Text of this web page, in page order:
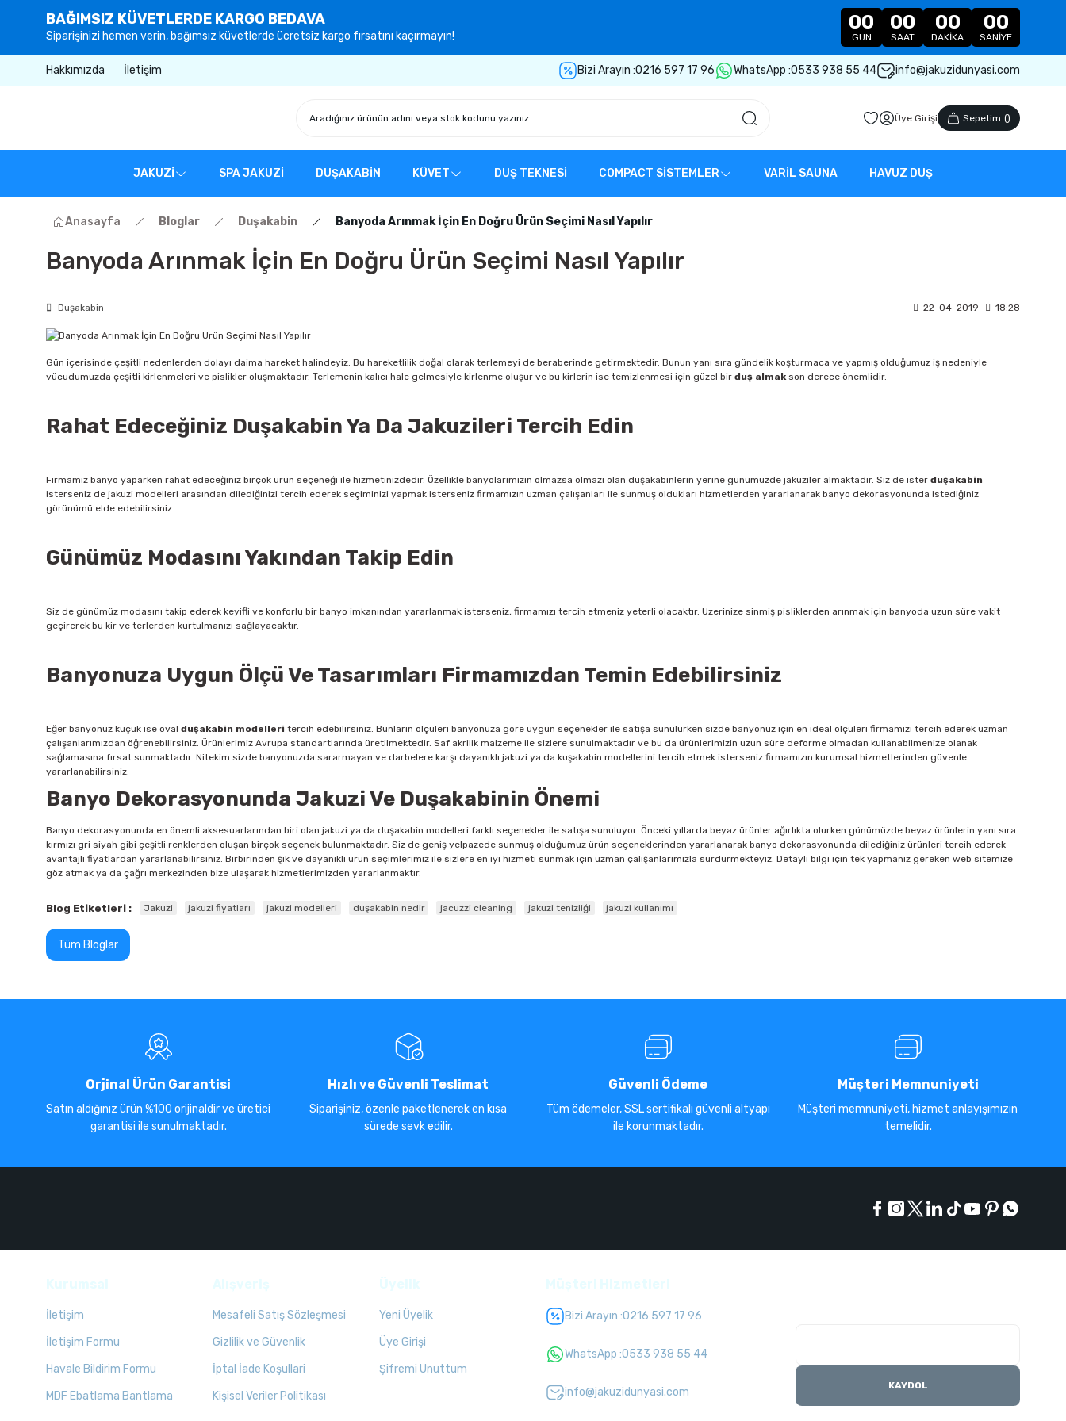
BAĞIMSIZ KÜVETLERDE KARGO BEDAVA
Siparişinizi hemen verin, bağımsız küvetlerde ücretsiz kargo fırsatını kaçırmayın!
00
GÜN
00
SAAT
00
DAKIKA
00
SANIYE
Hakkımızda İletişim Bizi Arayın :0216 597 17 96 WhatsApp :0533 938 55 44 info@jakuzidunyasi.com
Üye Girişi Sepetim ()
JAKUZİ SPA JAKUZİ DUŞAKABİN KÜVET DUŞ TEKNESİ COMPACT SİSTEMLER VARİL SAUNA HAVUZ DUŞ
Anasayfa Bloglar Duşakabin Banyoda Arınmak İçin En Doğru Ürün Seçimi Nasıl Yapılır
Banyoda Arınmak İçin En Doğru Ürün Seçimi Nasıl Yapılır
Duşakabin 22-04-2019 18:28
Gün içerisinde çeşitli nedenlerden dolayı daima hareket halindeyiz. Bu hareketlilik doğal olarak terlemeyi de beraberinde getirmektedir. Bunun yanı sıra gündelik koşturmaca ve yapmış olduğumuz iş nedeniyle
vücudumuzda çeşitli kirlenmeleri ve pislikler oluşmaktadır. Terlemenin kalıcı hale gelmesiyle kirlenme oluşur ve bu kirlerin ise temizlenmesi için güzel bir duş almakson derece önemlidir.
Rahat Edeceğiniz Duşakabin Ya Da Jakuzileri Tercih Edin
Firmamız banyo yaparken rahat edeceğiniz birçok ürün seçeneği ile hizmetinizdedir. Özellikle banyolarımızın olmazsa olmazı olan duşakabinlerin yerine günümüzde jakuziler almaktadır. Siz de ister duşakabin
isterseniz de jakuzi modelleri arasından dilediğinizi tercih ederek seçiminizi yapmak isterseniz firmamızın uzman çalışanları ile sunmuş oldukları hizmetlerden yararlanarak banyo dekorasyonunda istediğiniz
görünümü elde edebilirsiniz.
Günümüz Modasını Yakından Takip Edin
Siz de günümüz modasını takip ederek keyifli ve konforlu bir banyo imkanından yararlanmak isterseniz, firmamızı tercih etmeniz yeterli olacaktır. Üzerinize sinmiş pisliklerden arınmak için banyoda uzun süre vakit
geçirerek bu kir ve terlerden kurtulmanızı sağlayacaktır.
Banyonuza Uygun Ölçü Ve Tasarımları Firmamızdan Temin Edebilirsiniz
Eğer banyonuz küçük ise oval duşakabin modelleri tercih edebilirsiniz. Bunların ölçüleri banyonuza göre uygun seçenekler ile satışa sunulurken sizde banyonuz için en ideal ölçüleri firmamızı tercih ederek uzman
çalışanlarımızdan öğrenebilirsiniz. Ürünlerimiz Avrupa standartlarında üretilmektedir. Saf akrilik malzeme ile sizlere sunulmaktadır ve bu da ürünlerimizin uzun süre deforme olmadan kullanabilmenize olanak
sağlamasına fırsat sunmaktadır. Nitekim sizde banyonuzda sararmayan ve darbelere karşı dayanıklı jakuzi ya da kuşakabin modellerini tercih etmek isterseniz firmamızın kurumsal hizmetlerinden güvenle
yararlanabilirsiniz.
Banyo Dekorasyonunda Jakuzi Ve Duşakabinin Önemi
Banyo dekorasyonunda en önemli aksesuarlarından biri olan jakuzi ya da duşakabin modelleri farklı seçenekler ile satışa sunuluyor. Önceki yıllarda beyaz ürünler ağırlıkta olurken günümüzde beyaz ürünlerin yanı sıra
kırmızı gri siyah gibi çeşitli renklerden oluşan birçok seçenek bulunmaktadır. Siz de geniş yelpazede sunmuş olduğumuz ürün seçeneklerinden yararlanarak banyo dekorasyonunda dilediğiniz ürünleri tercih ederek
avantajlı fiyatlardan yararlanabilirsiniz. Birbirinden şık ve dayanıklı ürün seçimlerimiz ile sizlere en iyi hizmeti sunmak için uzman çalışanlarımızla sürdürmekteyiz. Detaylı bilgi için tek yapmanız gereken web sitemize
göz atmak ya da çağrı merkezinden bize ulaşarak hizmetlerimizden yararlanmaktır.
Blog Etiketleri : Jakuzi jakuzi fiyatları jakuzi modelleri duşakabin nedir jacuzzi cleaning jakuzi tenizliği jakuzi kullanımı
Tüm Bloglar
Orjinal Ürün Garantisi
Satın aldığınız ürün %100 orijinaldir ve üretici
garantisi ile sunulmaktadır.
Hızlı ve Güvenli Teslimat
Siparişiniz, özenle paketlenerek en kısa
sürede sevk edilir.
Güvenli Ödeme
Tüm ödemeler, SSL sertifikalı güvenli altyapı
ile korunmaktadır.
Müşteri Memnuniyeti
Müşteri memnuniyeti, hizmet anlayışımızın
temelidir.
İletişim
İletişim Formu
Havale Bildirim Formu
MDF Ebatlama Bantlama
Mesafeli Satış Sözleşmesi
Gizlilik ve Güvenlik
İptal İade Koşullari
Kişisel Veriler Politikası
Yeni Üyelik
Üye Girişi
Şifremi Unuttum
Bizi Arayın :0216 597 17 96
WhatsApp :0533 938 55 44
info@jakuzidunyasi.com KAYDOL